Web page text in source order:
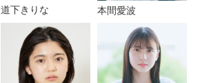
道下きりな 本間愛波